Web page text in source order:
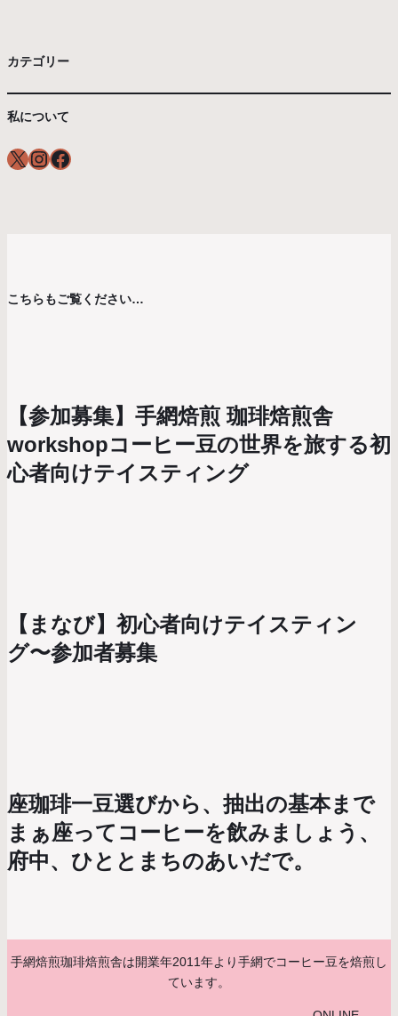
カテゴリー
私について
X InstagramFacebook
こちらもご覧ください…
【参加募集】手網焙煎 珈琲焙煎舎
workshopコーヒー豆の世界を旅する初
心者向けテイスティング
【まなび】初心者向けテイスティン
グ〜参加者募集
座珈琲一豆選びから、抽出の基本まで
まぁ座ってコーヒーを飲みましょう、
府中、ひととまちのあいだで。
手網焙煎珈琲焙煎舎は開業年2011年より手網でコーヒー豆を焙煎し
ています。